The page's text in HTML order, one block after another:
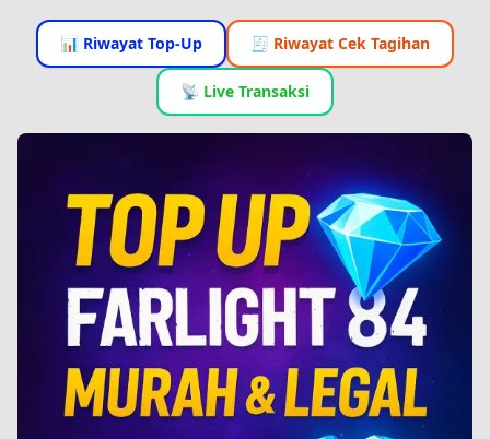
📊 Riwayat Top-Up 🧾 Riwayat Cek Tagihan
📡 Live Transaksi